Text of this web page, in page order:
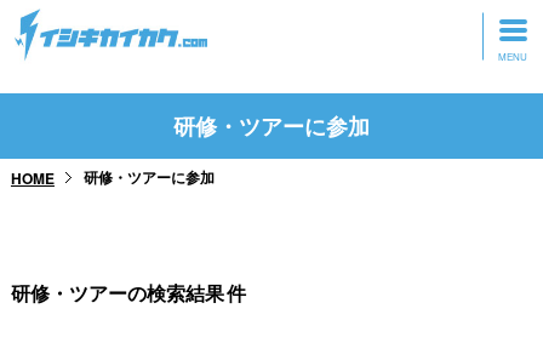
トップページ
研修・ツアーに参加
研修・ツアーに参加
HOME 研修・ツアーに参加
研修・ツアーの検索結果件